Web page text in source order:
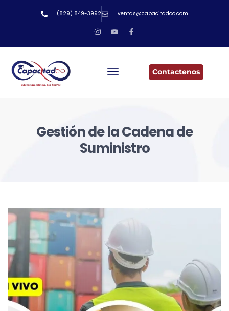
(829) 849-3992 ventas@capacitadoo.com
Contactenos
Gestión de la Cadena de
Suministro